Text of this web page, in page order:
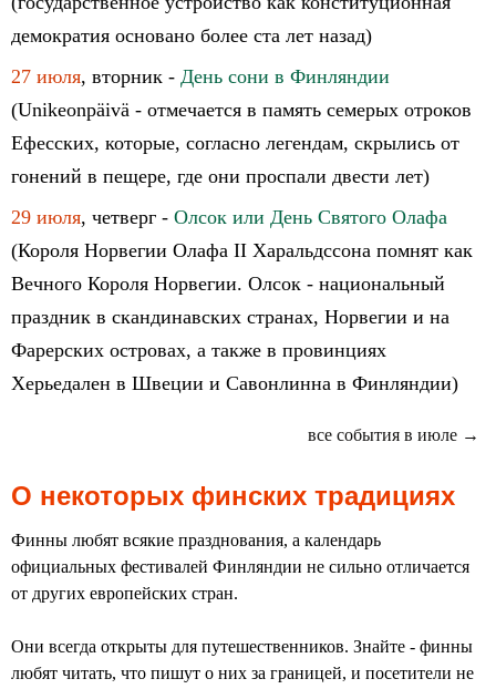
демократия основано более ста лет назад)
27 июля, вторник - День сони в Финляндии
(Unikeonpäivä - отмечается в память семерых отроков
Ефесских, которые, согласно легендам, скрылись от
гонений в пещере, где они проспали двести лет)
29 июля, четверг - Олсок или День Святого Олафа
(Короля Норвегии Олафа II Харальдссона помнят как
Вечного Короля Норвегии. Олсок - национальный
праздник в скандинавских странах, Норвегии и на
Фарерских островах, а также в провинциях
Херьедален в Швеции и Савонлинна в Финляндии)
все события в июле →
О некоторых финских традициях
Финны любят всякие празднования, а календарь
официальных фестивалей Финляндии не сильно отличается
от других европейских стран.
Они всегда открыты для путешественников. Знайте - финны
любят читать, что пишут о них за границей, и посетители не